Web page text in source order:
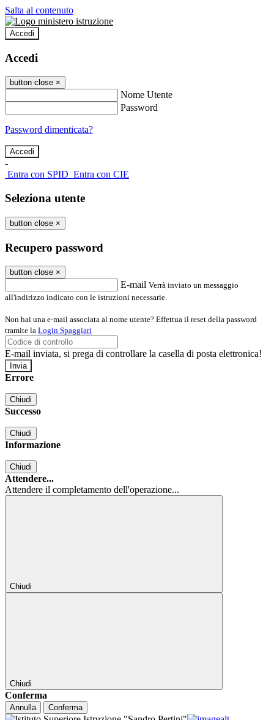
Salta al contenuto
Accedi
Accedi
button close ×
Nome Utente
Password
Password dimenticata?
-
Entra con SPID Entra con CIE
Seleziona utente
button close ×
Recupero password
button close ×
E-mail Verrà inviato un messaggio
all'indirizzo indicato con le istruzioni necessarie.
Non hai una e-mail associata al nome utente? Effettua il reset della password
tramite la Login Spaggiari
E-mail inviata, si prega di controllare la casella di posta elettronica!
Errore
Chiudi
Successo
Chiudi
Informazione
Chiudi
Attendere...
Attendere il completamento dell'operazione...
Chiudi
Chiudi
Conferma
Annulla Conferma